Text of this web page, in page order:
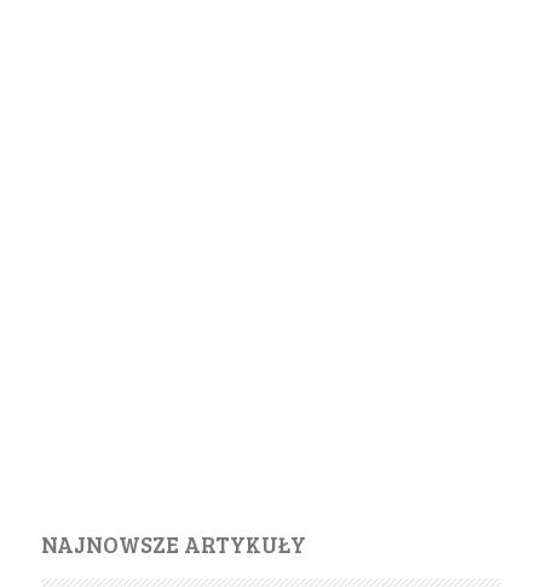
NAJNOWSZE ARTYKUŁY